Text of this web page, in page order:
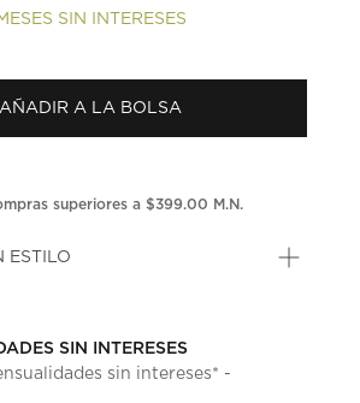
SIN INTERESES
AÑADIR A LA BOLSA
superiores a $399.00 M.N.
ESTILO
SIN INTERESES
sin intereses* -